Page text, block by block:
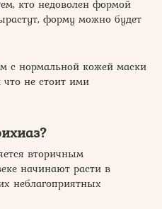
кто недоволен формой
форму можно будет
с нормальной кожей маски
что не стоит ими
вторичным
начинают расти в
неблагоприятных